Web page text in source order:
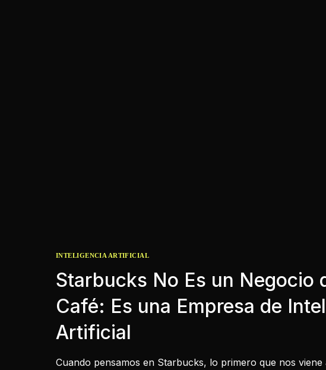
INTELIGENCIA ARTIFICIAL
Starbucks No Es un Negocio
Café: Es una Empresa de
Artificial
Cuando pensamos en Starbucks, lo primero que nos viene